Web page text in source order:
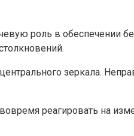
роль в обеспечении
зеркала.
реагировать на